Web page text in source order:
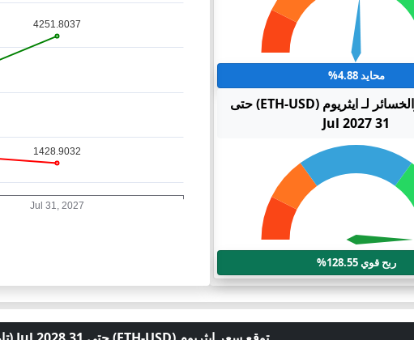
محايد 4.88%
توقع الأرباح والخسائر لـ ايثريوم (ETH-USD) حتى
31 Jul 2027
ربح قوي 128.55%